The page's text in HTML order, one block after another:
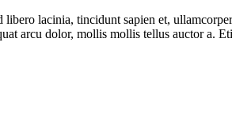
libero lacinia, tincidunt sapien et,
arcu dolor, mollis mollis tellus auctor a.